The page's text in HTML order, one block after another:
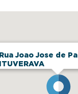
Rua Joao Jose de
ITUVERAVA